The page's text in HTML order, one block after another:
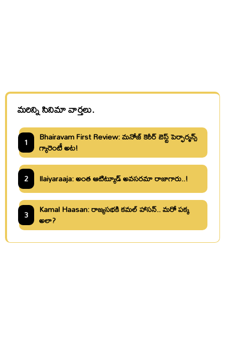
మరిన్ని సినిమా వార్తలు.
1 Bhairavam First Review: మనోజ్ కెరీర్ బెస్ట్ పెర్ఫార్మన్స్
గ్యారెంటీ అట!
2 Ilaiyaraaja: అంత ఆటిట్యూడ్ అవసరమా రాజాగారు..!
3 Kamal Haasan: రాజ్యసభకి కమల్ హాసన్.. మరో పక్క
అలా?